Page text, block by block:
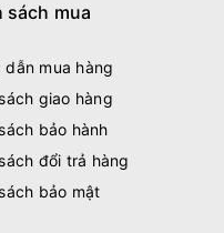
sách mua
dẫn mua hàng
giao hàng
bảo hành
đổi trả hàng
bảo mật